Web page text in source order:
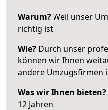
Warum?Weil unser
richtig ist.
Wie? Durch unser
können wir Ihnen
andere Umzugsfirmen
Was wir Ihnen bieten?
12 Jahren.